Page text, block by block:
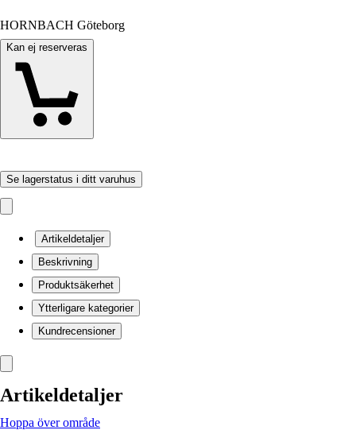
HORNBACH Göteborg
Kan ej reserveras
Se lagerstatus i ditt varuhus
Artikeldetaljer
Beskrivning
Produktsäkerhet
Ytterligare kategorier
Kundrecensioner
Artikeldetaljer
Hoppa över område